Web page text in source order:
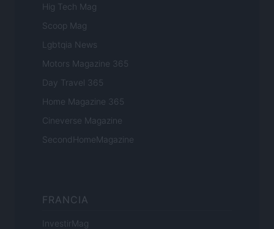
Hig Tech Mag
Scoop Mag
Lgbtqia News
Motors Magazine 365
Day Travel 365
Home Magazine 365
Cineverse Magazine
SecondHomeMagazine
FRANCIA
InvestirMag